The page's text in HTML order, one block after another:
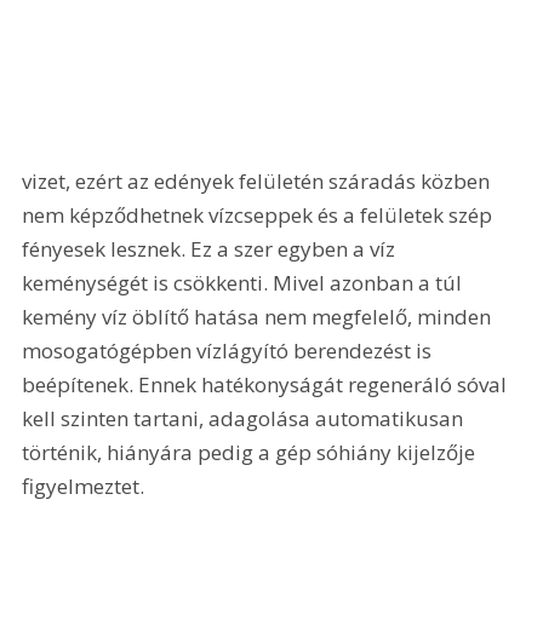
vizet, ezért az edények felületén száradás közben
nem képződhetnek vízcseppek és a felületek szép
fényesek lesznek. Ez a szer egyben a víz
keménységét is csökkenti. Mivel azonban a túl
kemény víz öblítő hatása nem megfelelő, minden
mosogatógépben vízlágyító berendezést is
beépítenek. Ennek hatékonyságát regeneráló sóval
kell szinten tartani, adagolása automatikusan
történik, hiányára pedig a gép sóhiány kijelzője
figyelmeztet.